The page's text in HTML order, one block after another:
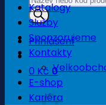
Přihlášení
0 Kč 0
Košík
Katalogy
Služby
Sponzorujeme
Kontakty
E-shop
Kariéra